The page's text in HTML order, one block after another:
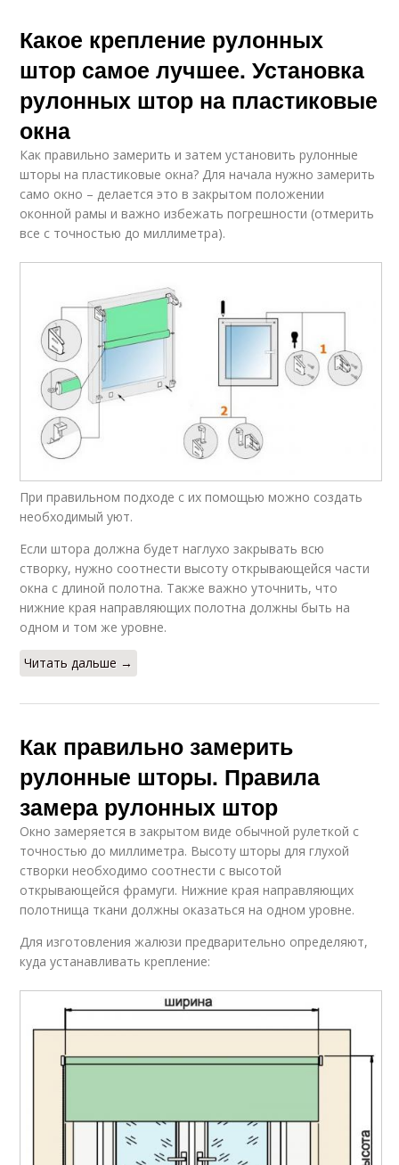
Какое крепление рулонных
штор самое лучшее. Установка
рулонных штор на пластиковые
окна
Как правильно замерить и затем установить рулонные
шторы на пластиковые окна? Для начала нужно замерить
само окно – делается это в закрытом положении
оконной рамы и важно избежать погрешности (отмерить
все с точностью до миллиметра).
При правильном подходе с их помощью можно создать
необходимый уют.
Если штора должна будет наглухо закрывать всю
створку, нужно соотнести высоту открывающейся части
окна с длиной полотна. Также важно уточнить, что
нижние края направляющих полотна должны быть на
одном и том же уровне.
Читать дальше →
Как правильно замерить
рулонные шторы. Правила
замера рулонных штор
Окно замеряется в закрытом виде обычной рулеткой с
точностью до миллиметра. Высоту шторы для глухой
створки необходимо соотнести с высотой
открывающейся фрамуги. Нижние края направляющих
полотнища ткани должны оказаться на одном уровне.
Для изготовления жалюзи предварительно определяют,
куда устанавливать крепление: